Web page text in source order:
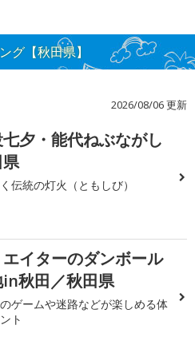
グ【秋田県】
2026/08/06 更新
夕・能代ねぶながし
県
伝統の灯火（ともしび）
イターのダンボール
秋田／秋田県
ゲームや迷路などが楽しめる体
ト